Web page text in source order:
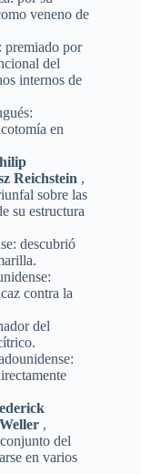
veneno de
premiado por
del
internos de
en
Reichstein ,
sobre las
su estructura
descubrió
contra la
del
,
del
en varios